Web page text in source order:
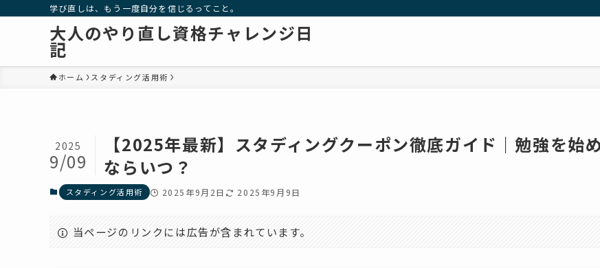
学び直しは、もう一度自分を信じるってこと。
大人のやり直し資格チャレンジ日
記
ホーム スタディング活用術
【2025年最新】スタディングクーポン徹底ガイド｜勉強を始
ならいつ？
2025
9/09
スタディング活用術 2025年9月2日 2025年9月9日
当ページのリンクには広告が含まれています。